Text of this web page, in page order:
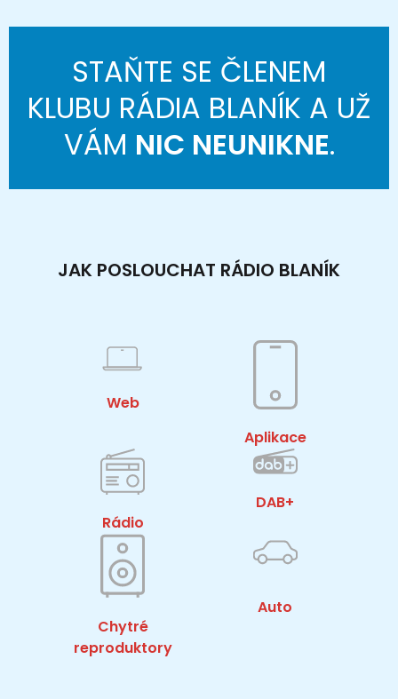
STAŇTE SE ČLENEM
KLUBU RÁDIA BLANÍK A UŽ
VÁM NIC NEUNIKNE.
JAK POSLOUCHAT RÁDIO BLANÍK
Web
Aplikace
Rádio
DAB+
Chytré
reproduktory
Auto